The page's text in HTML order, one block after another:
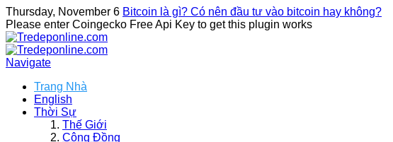
Thursday, November 6 Bitcoin là gì? Có nên đầu tư vào bitcoin hay không?
Please enter Coingecko Free Api Key to get this plugin works
Navigate
Trang Nhà
English
Thời Sự
Thế Giới
Cộng Đồng